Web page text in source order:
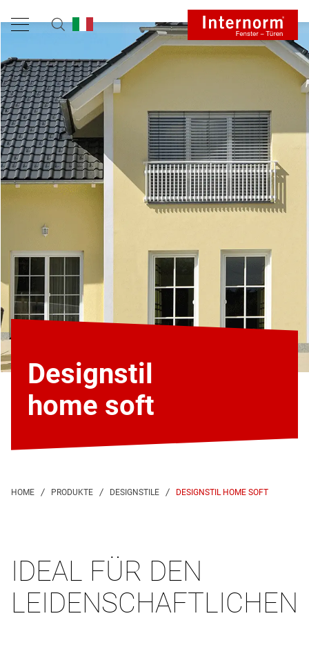
Designstil
home soft
DESIGNSTIL HOME SOFT
IDEAL FÜR DEN
LEIDENSCHAFT­LICHEN